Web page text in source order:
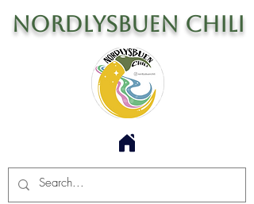
Nordlysbuen Chili